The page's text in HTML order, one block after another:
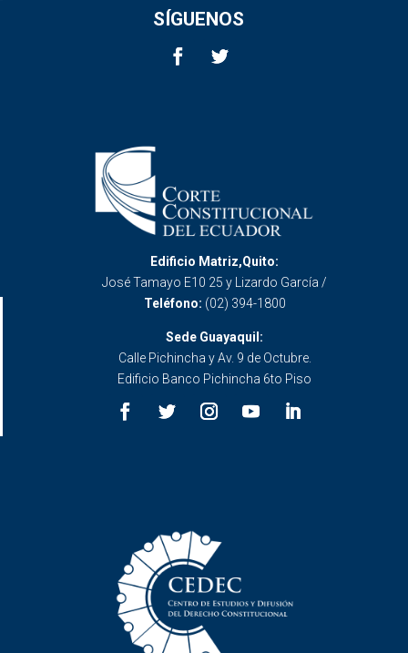
SÍGUENOS
Edificio Matriz,Quito:
José Tamayo E10 25 y Lizardo García /
Teléfono: (02) 394-1800
Sede Guayaquil:
Calle Pichincha y Av. 9 de Octubre.
Edificio Banco Pichincha 6to Piso